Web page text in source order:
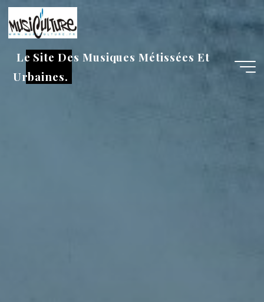
Aller
au
contenu
Le Site Des Musiques Métissées Et
Urbaines.